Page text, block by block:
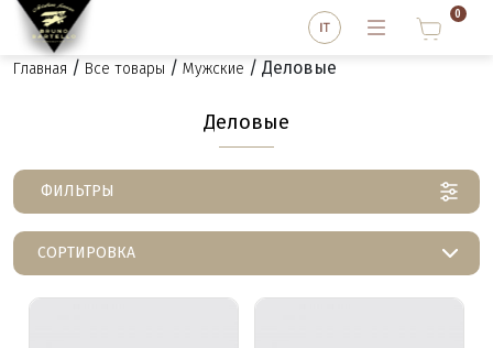
0
Главная / Все товары / Мужские / Деловые
Деловые
ФИЛЬТРЫ